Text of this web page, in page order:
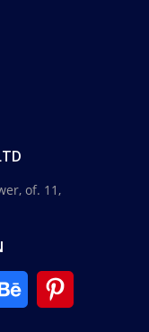
of. 11,